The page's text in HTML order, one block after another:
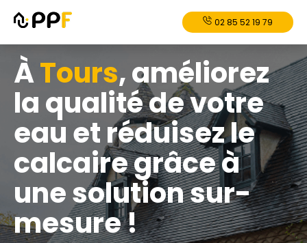
02 85 52 19 79
ÀTours, améliorez
la qualité de votre
eau et réduisez le
calcaire grâce à
une solution sur-
mesure !